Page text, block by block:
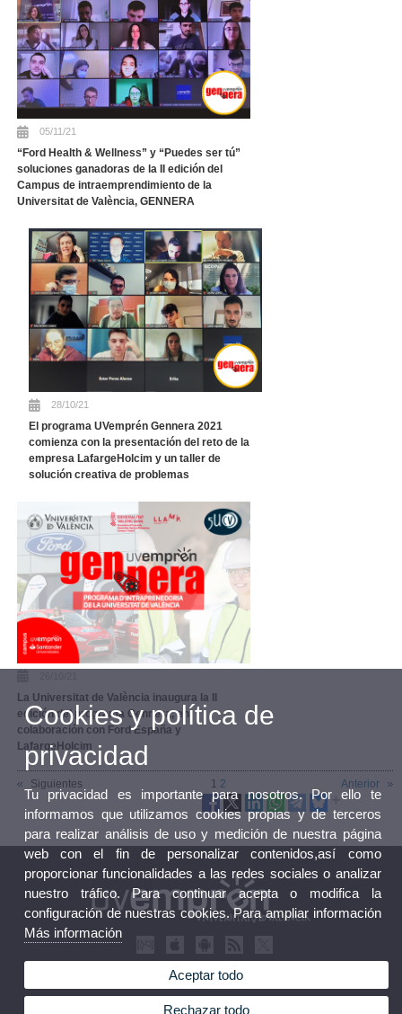
05/11/21
“Ford Health & Wellness” y “Puedes ser tú”
soluciones ganadoras de la II edición del
Campus de intraemprendimiento de la
Universitat de València, GENNERA
28/10/21
El programa UVemprén Gennera 2021
comienza con la presentación del reto de la
empresa LafargeHolcim y un taller de
solución creativa de problemas
La Universitat de València inaugura la II
edición del programa Gennera, en
colaboración con Ford España y
LafargeHolcim
Siguientes Anterior
1 2
Cookies y política de
privacidad
Tu privacidad es importante para nosotros. Por ello te
informamos que utilizamos cookies propias y de terceros
para realizar análisis de uso y medición de nuestra página
web con el fin de personalizar contenidos,así como
proporcionar funcionalidades a las redes sociales o analizar
nuestro tráfico. Para continuar acepta o modifica la
configuración de nuestras cookies. Para ampliar información
Más información
Aceptar todo
Rechazar todo